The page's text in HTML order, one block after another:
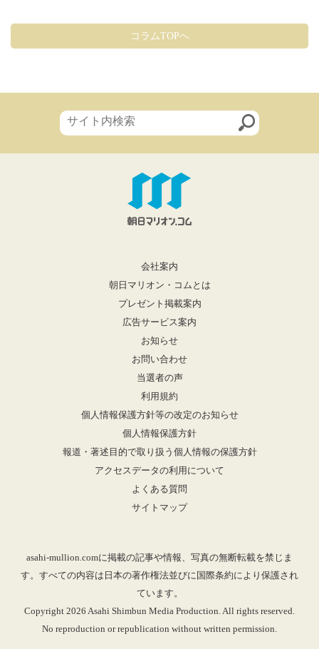
コラムTOPへ
会社案内
朝日マリオン・コムとは
プレゼント掲載案内
広告サービス案内
お知らせ
お問い合わせ
当選者の声
利用規約
個人情報保護方針等の改定のお知らせ
個人情報保護方針
報道・著述目的で取り扱う個人情報の保護方針
アクセスデータの利用について
よくある質問
サイトマップ
asahi-mullion.comに掲載の記事や情報、写真の無断転載を禁じま
す。すべての内容は日本の著作権法並びに国際条約により保護され
ています。
Copyright 2026 Asahi Shimbun Media Production. All rights reserved.
No reproduction or republication without written permission.